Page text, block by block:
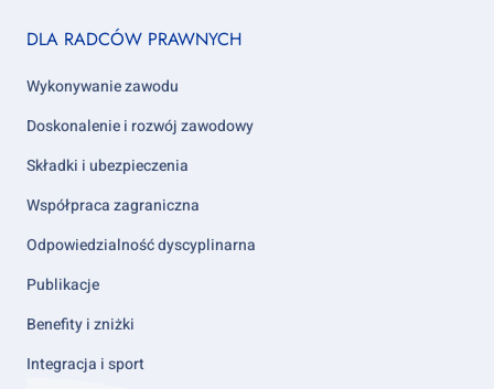
Footer
2
DLA RADCÓW PRAWNYCH
Wykonywanie zawodu
Doskonalenie i rozwój zawodowy
Składki i ubezpieczenia
Współpraca zagraniczna
Odpowiedzialność dyscyplinarna
Publikacje
Benefity i zniżki
Integracja i sport